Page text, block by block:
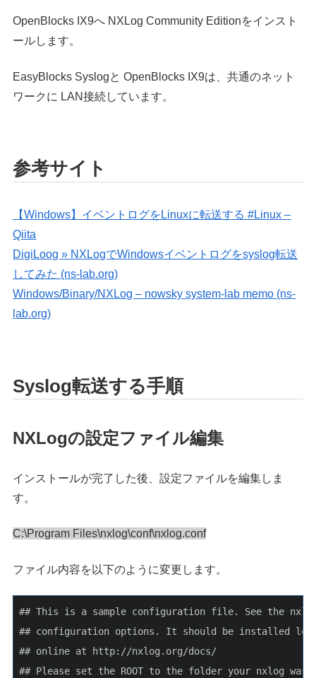
OpenBlocks IX9へ NXLog Community Editionをインスト
ールします。
EasyBlocks Syslogと OpenBlocks IX9は、共通のネット
ワークに LAN接続しています。
参考サイト
【Windows】イベントログをLinuxに転送する #Linux –
Qiita
DigiLoog » NXLogでWindowsイベントログをsyslog転送
してみた (ns-lab.org)
Windows/Binary/NXLog – nowsky system-lab memo (ns-
lab.org)
Syslog転送する手順
NXLogの設定ファイル編集
インストールが完了した後、設定ファイルを編集しま
す。
C:\Program Files\nxlog\conf\nxlog.conf
ファイル内容を以下のように変更します。
## This is a sample configuration file. See the
## configuration options. It should be installed
## online at http://nxlog.org/docs/
## Please set the ROOT to the folder your nxlog